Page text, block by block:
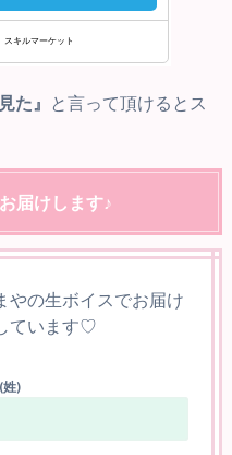
た』
と言って頂けるとス
届けします♪
やの生ボイスでお届け
ています♡
姓)